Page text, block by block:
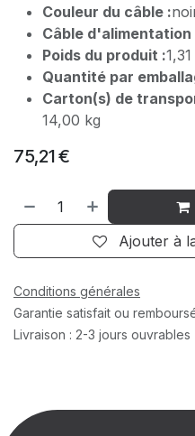
Couleur du câble :
Câble d'alimentation
Poids du produit :
Quantité par
Carton(s) de
14,00 kg
75,21€
Ajouter à
Conditions générales
Garantie satisfait ou
Livraison : 2-3 jours ouvrables